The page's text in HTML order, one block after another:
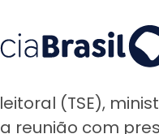
(TSE),
reunião com